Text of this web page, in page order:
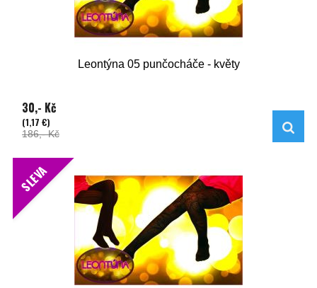
Leontýna 05 punčocháče - květy
30,- Kč
(1,17 €)
186,- Kč
SLEVA